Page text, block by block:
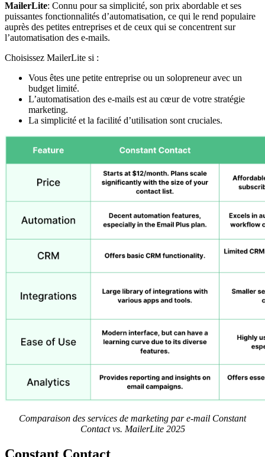
MailerLite: Connu pour sa simplicité, son prix abordable et ses
puissantes fonctionnalités d’automatisation, ce qui le rend populaire
auprès des petites entreprises et de ceux qui se concentrent sur
l’automatisation des e-mails.
Choisissez MailerLite si :
Vous êtes une petite entreprise ou un solopreneur avec un
budget limité.
L’automatisation des e-mails est au cœur de votre stratégie
marketing.
La simplicité et la facilité d’utilisation sont cruciales.
Comparaison des services de marketing par e-mail Constant
Contact vs. MailerLite 2025